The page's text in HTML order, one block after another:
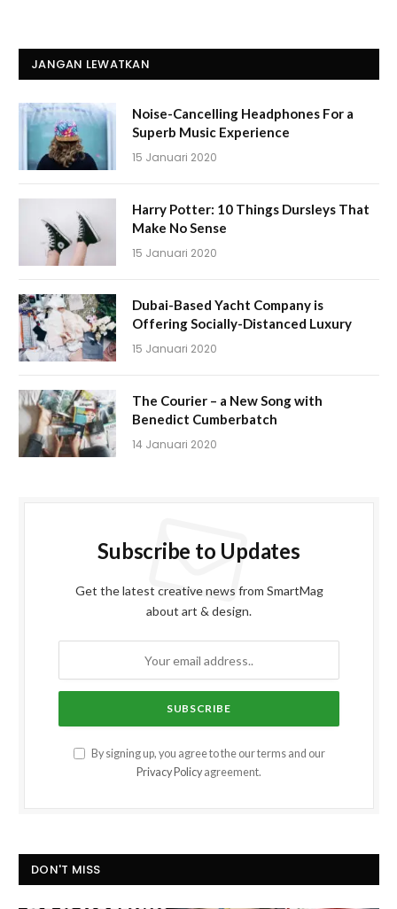
JANGAN LEWATKAN
Noise-Cancelling Headphones For a
Superb Music Experience
15 Januari 2020
Harry Potter: 10 Things Dursleys That
Make No Sense
15 Januari 2020
Dubai-Based Yacht Company is
Offering Socially-Distanced Luxury
15 Januari 2020
The Courier – a New Song with
Benedict Cumberbatch
14 Januari 2020
Subscribe to Updates
Get the latest creative news from SmartMag
about art & design.
By signing up, you agree to the our terms and our
Privacy Policy agreement.
DON'T MISS